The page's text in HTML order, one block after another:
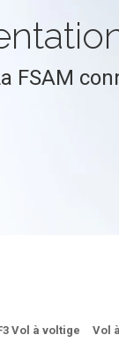
FSAM
Vol à voltige Vol